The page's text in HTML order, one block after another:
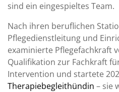
sind ein eingespieltes Team.
Nach ihren beruflichen
Pflegedienstleitung und
examinierte Pflegefachkraft
Qualifikation zur Fachkraft
Intervention und startete
Therapiebegleithündin – sie